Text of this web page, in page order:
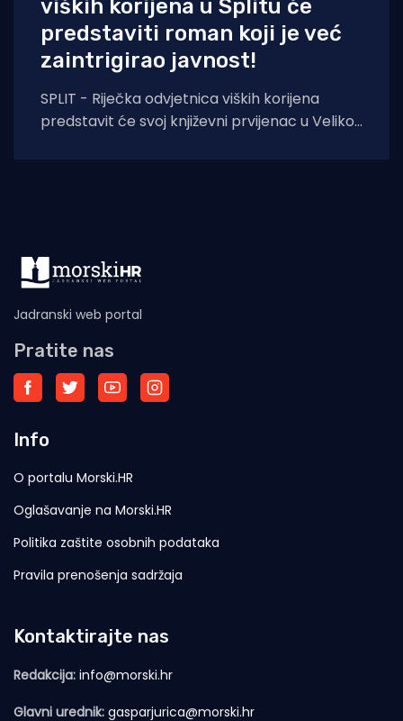
viških korijena u Splitu će
predstaviti roman koji je već
zaintrigirao javnost!
SPLIT - Riječka odvjetnica viških korijena
predstavit će svoj književni prvijenac u Velikoj
Jadranski web portal
Pratite nas
Info
O portalu Morski.HR
Oglašavanje na Morski.HR
Politika zaštite osobnih podataka
Pravila prenošenja sadržaja
Kontaktirajte nas
Redakcija: info@morski.hr
Glavni urednik: gasparjurica@morski.hr